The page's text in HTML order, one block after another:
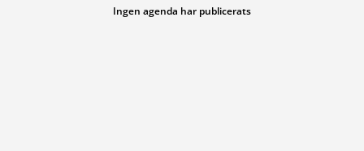
Ingen agenda har publicerats